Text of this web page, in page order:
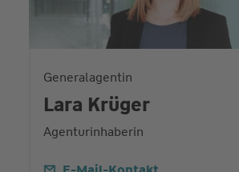
Generalagentin
Lara Krüger
Agenturinhaberin